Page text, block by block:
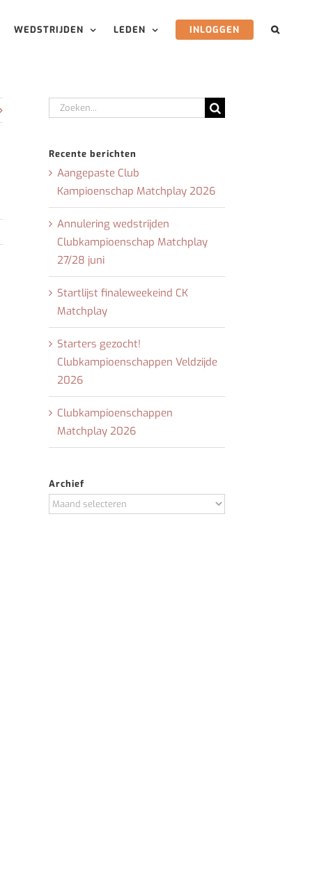
WEDSTRIJDEN LEDEN INLOGGEN
Zoeken
naar:
Recente berichten
Aangepaste Club
Kampioenschap Matchplay 2026
Annulering wedstrijden
Clubkampioenschap Matchplay
27/28 juni
Startlijst finaleweekeind CK
Matchplay
Starters gezocht!
Clubkampioenschappen Veldzijde
2026
Clubkampioenschappen
Matchplay 2026
Archief
Archief